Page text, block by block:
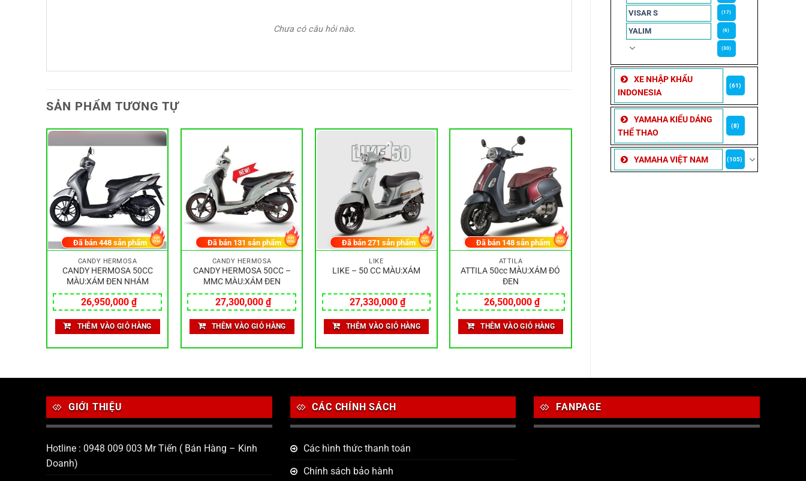
(17)
VISAR S
(6)
YALIM
(30)
XE NHẬP KHẨU
INDONESIA
(61)
YAMAHA KIỂU DÁNG
THỂ THAO
(8)
YAMAHA VIỆT NAM (105)
Chưa có câu hỏi nào.
SẢN PHẨM TƯƠNG TỰ
CANDY HERMOSA
CANDY HERMOSA 50CC
MÀU:XÁM ĐEN NHÁM
26,950,000₫
Đã bán 448sản phẩm
THÊM VÀO GIỎ HÀNG
CANDY HERMOSA
CANDY HERMOSA 50CC –
MMC MÀU:XÁM ĐEN
27,300,000₫
Đã bán 131 sản phẩm
THÊM VÀO GIỎ HÀNG
LIKE
LIKE – 50 CC MÀU:XÁM
27,330,000₫
Đã bán 271 sản phẩm
THÊM VÀO GIỎ HÀNG
ATTILA
ATTILA 50cc MÀU:XÁM ĐỎ
ĐEN
26,500,000₫
Đã bán 148 sản phẩm
THÊM VÀO GIỎ HÀNG
GIỚI THIỆU
Hotline : 0948 009 003 Mr Tiến ( Bán Hàng – Kinh
Doanh)
CÁC CHÍNH SÁCH
Các hình thức thanh toán
Chính sách bảo hành
FANPAGE